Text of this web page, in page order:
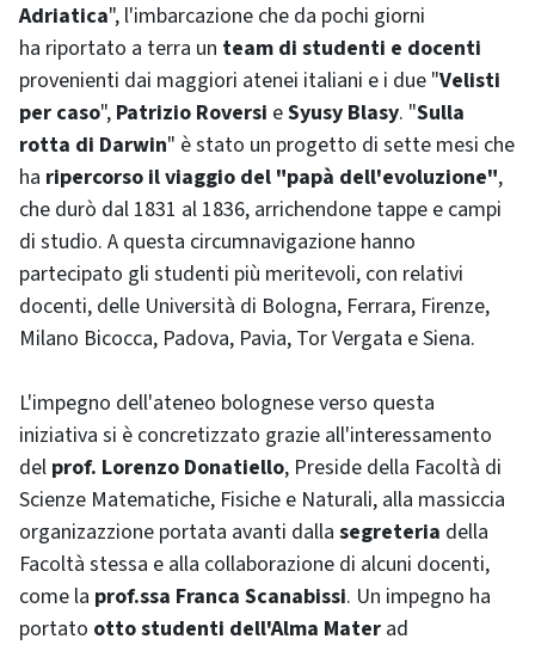
Adriatica", l'imbarcazione che da pochi giorni
ha riportato a terra un team di studenti e docenti
provenienti dai maggiori atenei italiani e i due "Velisti
per caso", Patrizio Roversi eSyusy Blasy. "Sulla
rotta di Darwin" è stato un progetto di sette mesi che
ha ripercorso il viaggio del "papà dell'evoluzione",
che durò dal 1831 al 1836, arrichendone tappe e campi
di studio. A questa circumnavigazione hanno
partecipato gli studenti più meritevoli, con relativi
docenti, delle Università di Bologna, Ferrara, Firenze,
Milano Bicocca, Padova, Pavia, Tor Vergata e Siena.
L'impegno dell'ateneo bolognese verso questa
iniziativa si è concretizzato grazie all'interessamento
del prof. Lorenzo Donatiello, Preside della Facoltà di
Scienze Matematiche, Fisiche e Naturali, alla massiccia
organizazzione portata avanti dalla segreteria della
Facoltà stessa e alla collaborazione di alcuni docenti,
come la prof.ssa Franca Scanabissi. Un impegno ha
portato otto studenti dell'Alma Mater ad